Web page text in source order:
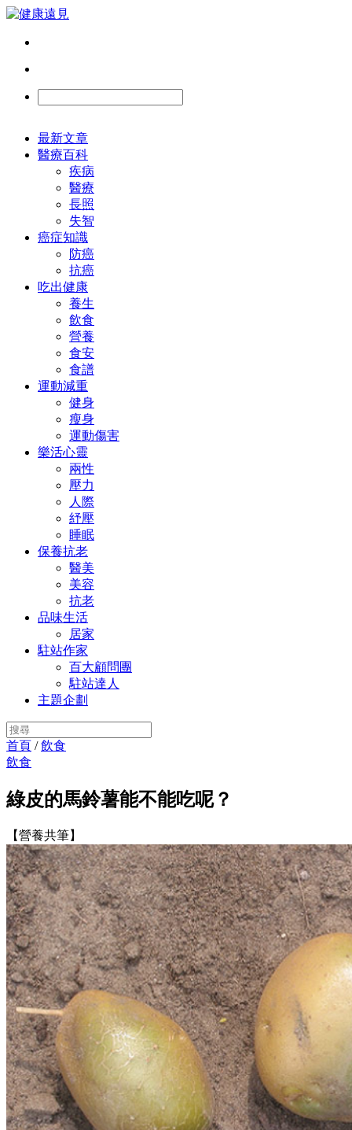
最新文章
醫療百科
疾病
醫療
長照
失智
癌症知識
防癌
抗癌
吃出健康
養生
飲食
營養
食安
食譜
運動減重
健身
瘦身
運動傷害
樂活心靈
兩性
壓力
人際
紓壓
睡眠
保養抗老
醫美
美容
抗老
品味生活
居家
駐站作家
百大顧問團
駐站達人
主題企劃
首頁 /飲食
飲食
綠皮的馬鈴薯能不能吃呢？
【營養共筆】